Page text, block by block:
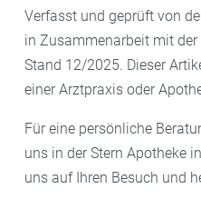
Verfasst und geprüft von
in Zusammenarbeit mit der
Stand 12/2025. Dieser
einer Arztpraxis oder
Für eine persönliche
uns in der Stern Apotheke
uns auf Ihren Besuch und